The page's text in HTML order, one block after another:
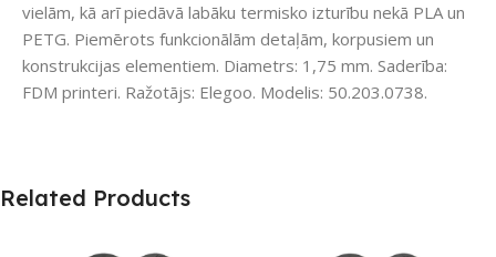
vielām, kā arī piedāvā labāku termisko izturību nekā PLA un
PETG. Piemērots funkcionālām detaļām, korpusiem un
konstrukcijas elementiem. Diametrs: 1,75 mm. Saderība:
FDM printeri. Ražotājs: Elegoo. Modelis: 50.203.0738.
Related Products